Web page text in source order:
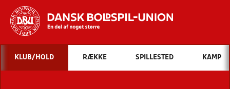
Hvad vil du søge efter?
INDHOLD OG NYHEDER
KLUB/HOLD RÆKKE SPILLESTED KAMP